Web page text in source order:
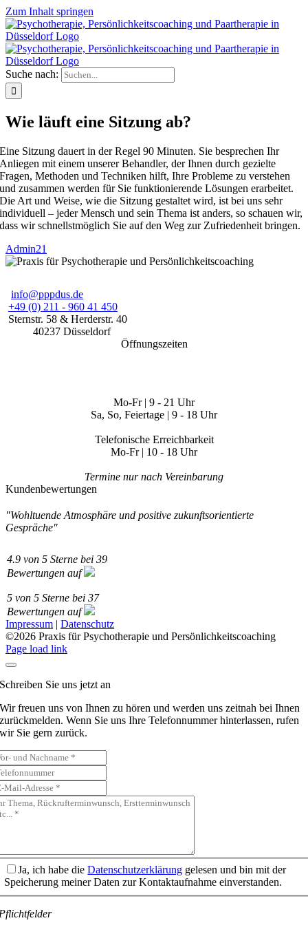
Zum Inhalt springen
Suche nach:
Wie läuft eine Sitzung ab?
Eine Sitzung dauert in der Regel 90 Minuten. Sie besprechen Ihr
Anliegen mit einem unserer Behandler, der Ihnen durch gezielte
Fragen, Methoden und Techniken hilft, Ihre Probleme zu verstehen
und zusammen werden für Sie funktionierende Lösungen erarbeitet.
Die Art und Weise, wie die Sitzung gestaltet wird, ist bei uns sehr
individuell – jeder Mensch und sein Thema ist anders, so schauen wir,
dass wir schnellstmöglich Sie auf den Weg zur Zufriedenheit bringen.
Admin21
info@pppdus.de
+49 (0) 211 - 960 41 450
Sternstr. 58 & Herderstr. 40
40237 Düsseldorf
Öffnungszeiten
Mo-Fr | 9 - 21 Uhr
Sa, So, Feiertage | 9 - 18 Uhr
Telefonische Erreichbarkeit
Mo-Fr | 10 - 18 Uhr
Termine nur nach Vereinbarung
Kundenbewertungen
"Wohltuende Atmosphäre und positive zukunftsorientierte
Gespräche"
4.9von 5Sterne bei 39
Bewertungen auf
5von 5Sterne bei 37
Bewertungen auf
Impressum | Datenschutz
©2026 Praxis für Psychotherapie und Persönlichkeitscoaching
Page load link
Schreiben Sie uns jetzt an
Wir freuen uns von Ihnen zu hören und werden uns zeitnah bei Ihnen
zurückmelden. Wenn Sie uns Ihre Telefonnummer hinterlassen, rufen
wir Sie gern zurück.
Ja, ich habe dieDatenschutzerklärung gelesen und bin mit der
Speicherung meiner Daten zur Kontaktaufnahme einverstanden.